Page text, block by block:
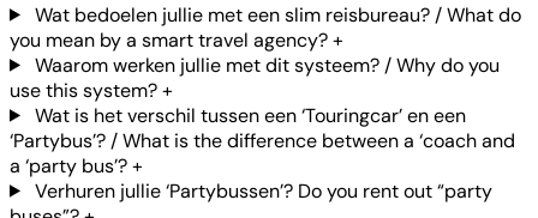
Wat bedoelen jullie met een slim reisbureau? / What do
you mean by a smart travel agency?+
Waarom werken jullie met dit systeem? / Why do you
use this system?+
Wat is het verschil tussen een ‘Touringcar’ en een
‘Partybus’? / What is the difference between a ‘coach and
a ‘party bus’?+
Verhuren jullie ‘Partybussen’? Do you rent out “party